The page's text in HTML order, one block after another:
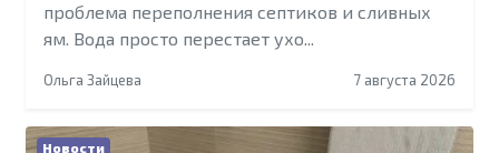
проблема переполнения септиков и сливных
ям. Вода просто перестает ухо...
Ольга Зайцева 7 августа 2026
Новости